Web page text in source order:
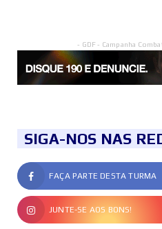
- GDF - Campanha
SIGA-NOS NAS
FAÇA PARTE DESTA TURMA
JUNTE-SE AOS BONS!